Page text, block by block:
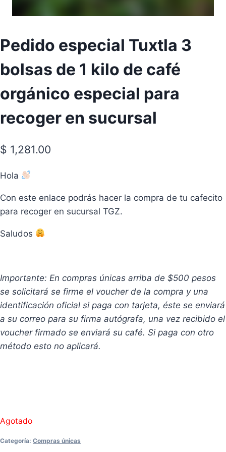
Pedido especial Tuxtla 3
bolsas de 1 kilo de café
orgánico especial para
recoger en sucursal
$ 1,281.00
Hola
Con este enlace podrás hacer la compra de tu cafecito
para recoger en sucursal TGZ.
Saludos
Importante: En compras únicas arriba de $500 pesos
se solicitará se firme el voucher de la compra y una
identificación oficial si paga con tarjeta, éste se enviará
a su correo para su firma autógrafa, una vez recibido el
voucher firmado se enviará su café. Si paga con otro
método esto no aplicará.
Agotado
Categoría: Compras únicas